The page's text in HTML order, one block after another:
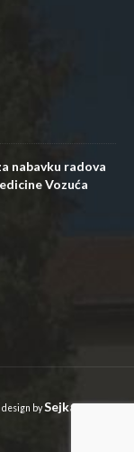
nabavku radova
Vozuća
design bySejkan